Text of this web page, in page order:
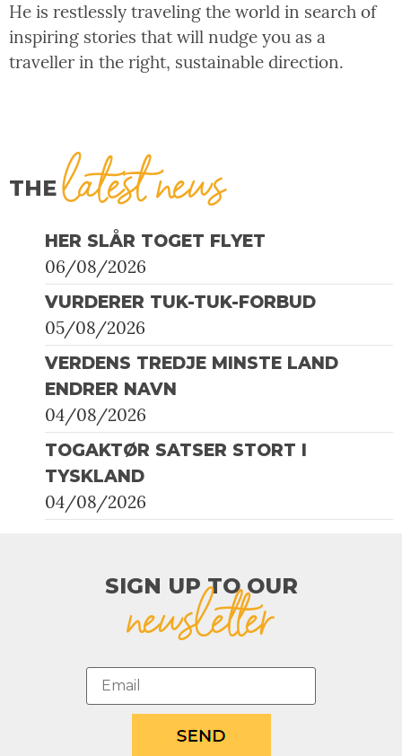
He is restlessly traveling the world in search of
inspiring stories that will nudge you as a
traveller in the right, sustainable direction.
THElatest news
HER SLÅR TOGET FLYET
06/08/2026
VURDERER TUK-TUK-FORBUD
05/08/2026
VERDENS TREDJE MINSTE LAND
ENDRER NAVN
04/08/2026
TOGAKTØR SATSER STORT I
TYSKLAND
04/08/2026
SIGN UP TO OUR​
newsletter